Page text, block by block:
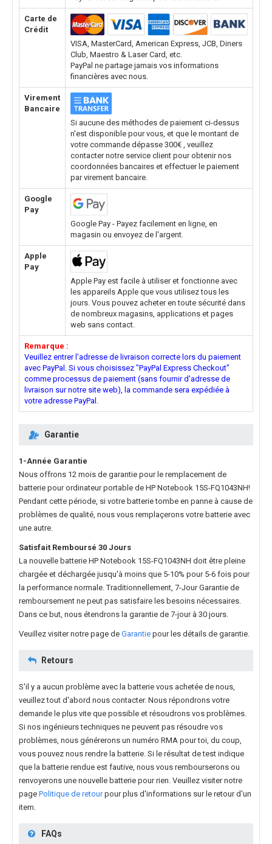
Carte de
Crédit
VISA, MasterCard, American Express, JCB, Diners
Club, Maestro & Laser Card, etc.
PayPal ne partage jamais vos informations
financières avec nous.
Virement
Bancaire
Si aucune des méthodes de paiement ci-dessus
n'est disponible pour vous, et que le montant de
votre commande dépasse 300€ , veuillez
contacter notre service client pour obtenir nos
coordonnées bancaires et effectuer le paiement
par virement bancaire.
Google
Pay
Google Pay - Payez facilement en ligne, en
magasin ou envoyez de l'argent.
Apple
Pay
Apple Pay est facile à utiliser et fonctionne avec
les appareils Apple que vous utilisez tous les
jours. Vous pouvez acheter en toute sécurité dans
de nombreux magasins, applications et pages
web sans contact.
Remarque :
Veuillez entrer l'adresse de livraison correcte lors du paiement
avec PayPal. Si vous choisissez "PayPal Express Checkout"
comme processus de paiement (sans fournir d'adresse de
livraison sur notre site web), la commande sera expédiée à
votre adresse PayPal.
Garantie
1-Année Garantie
Nous offrons 12 mois de garantie pour le remplacement de
batterie pour ordinateur portable de HP Notebook 15S-FQ1043NH!
Pendant cette période, si votre batterie tombe en panne à cause de
problèmes de qualité, nous vous remplaçerons votre batterie avec
une autre.
Satisfait Remboursé 30 Jours
La nouvelle batterie HP Notebook 15S-FQ1043NH doit être pleine
chargée et déchargée jusqu'à moins que 5-10% pour 5-6 fois pour
la performance normale. Traditionnellement, 7-Jour Garantie de
remboursement ne peut pas satisfaire les besoins nécessaires.
Dans ce but, nous étendrons la garantie de 7-jour à 30 jours.
Veuillez visiter notre page de Garantie pour les détails de garantie.
Retours
S'il y a aucun problème avec la batterie vous achetée de nous,
veuillez tout d'abord nous contacter. Nous répondrons votre
demande le plus vite que possible et résoudrons vos problèmes.
Si nos ingénieurs techniques ne peuvent pas résoudre vos
problèmes, nous générerons un numéro RMA pour toi, du coup,
vous pouvez nous rendre la batterie. Si le résultat de test indique
que la batterie rendue est fautive, nous vous rembourserons ou
renvoyerons une nouvelle batterie pour rien. Veuillez visiter notre
page Politique de retourpour plus d'informations sur le retour d'un
item.
FAQs